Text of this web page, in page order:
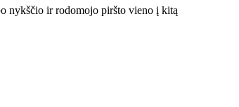
nykščio ir rodomojo piršto vieno į kitą